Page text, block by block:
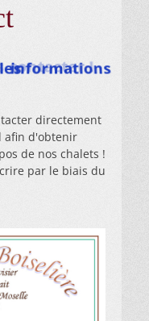
contacter !
directement
afin d'obtenir
de nos chalets !
par le biais du